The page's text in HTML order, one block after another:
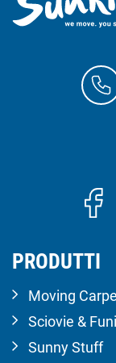
PRODUTTI
Moving
Sciovie &
Sunny Stuff